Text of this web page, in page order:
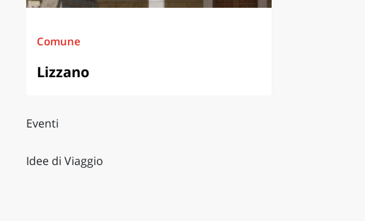
Comune
Lizzano
Eventi
Idee di Viaggio